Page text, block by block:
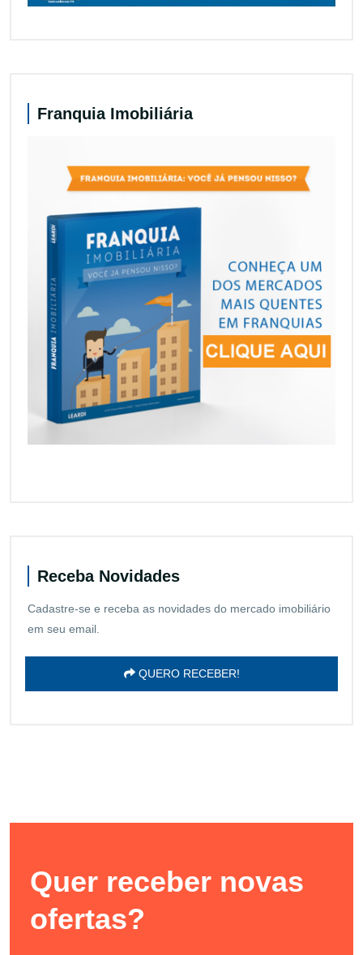
Franquia Imobiliária
Receba Novidades
Cadastre-se e receba as novidades do mercado imobiliário
em seu email.
QUERO RECEBER!
Quer receber novas
ofertas?